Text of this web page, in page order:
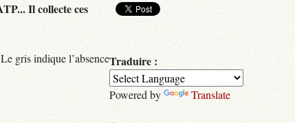
Il collecte ces
gris indique l’absenceTraduire :
Powered by Translate